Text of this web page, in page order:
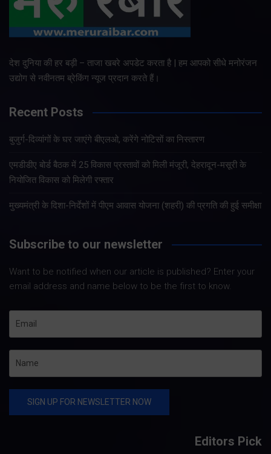
देश दुनिया की हर बड़ी – ताजा खबरे अपडेट करता है | हम आपको सीधे मनोरंजन
उद्योग से नवीनतम ब्रेकिंग न्यूज प्रदान करते हैं।
Recent Posts
बुजुर्ग-दिव्यांगों के घर जाएंगे बीएलओ, करेंगे नोटिसों का निस्तारण
एमडीडीए बोर्ड बैठक में 25 विकास प्रस्तावों को मिली मंजूरी, देहरादून-मसूरी के
नियोजित विकास को मिलेगी रफ्तार
मुख्यमंत्री के दिशा-निर्देशों में पीएम आवास योजना (शहरी) की प्रगति की हुई समीक्षा
Subscribe to our newsletter
Want to be notified when our article is published? Enter your
email address and name below to be the first to know.
Editors Pick